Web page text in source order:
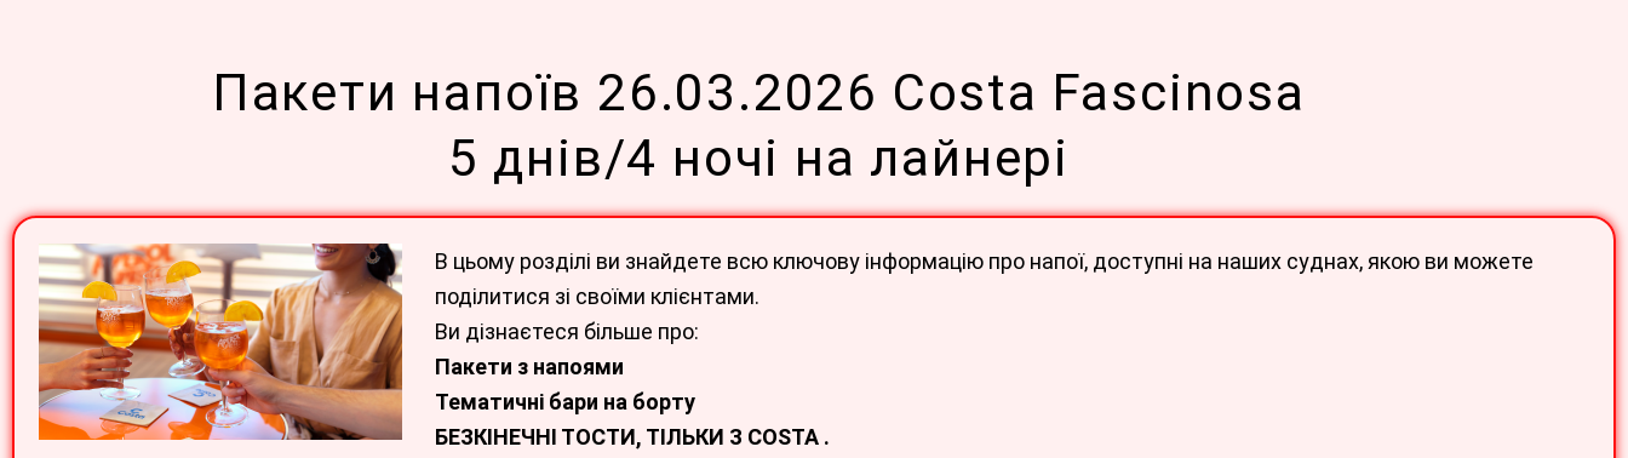
Пакети напоїв 26.03.2026 Costa Fascinosa
5 днів/4 ночі на лайнері
В цьому розділі ви знайдете всю ключову інформацію про напої, доступні на наших суднах, якою ви можете
поділитися зі своїми клієнтами.
Ви дізнаєтеся більше про:
Пакети з напоями
Тематичні бари на борту
БЕЗКІНЕЧНІ ТОСТИ, ТІЛЬКИ З COSTA .